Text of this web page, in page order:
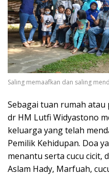
Saling memaafkan dan saling
Sebagai tuan rumah
dr HM Lutfi Widyastono
keluarga yang telah
Pemilik Kehidupan. Doa
menantu serta cucu cicit,
Aslam Hady, Marfuah,